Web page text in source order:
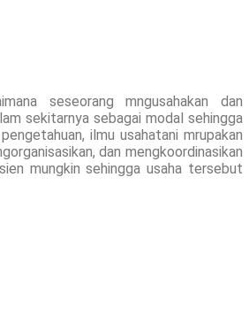
seseorang mngusahakan dan
sekitarnya sebagai modal sehingga
ilmu usahatani mrupakan
dan mengkoordinasikan
mungkin sehingga usaha tersebut